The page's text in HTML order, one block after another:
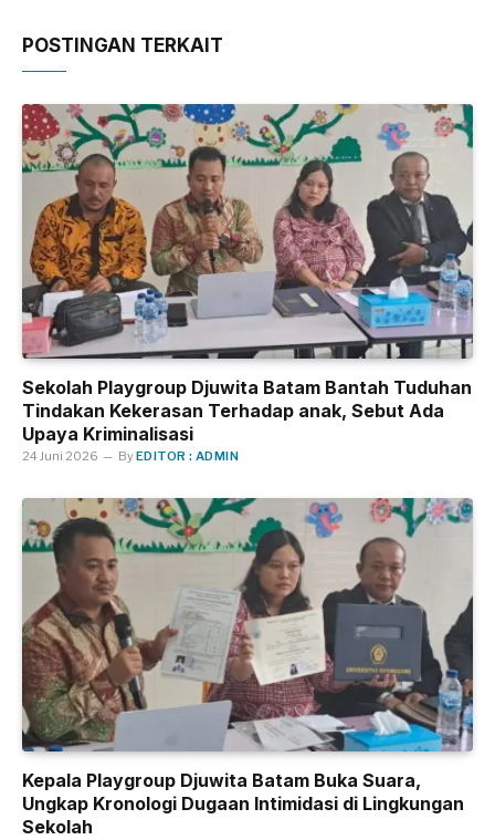
POSTINGAN TERKAIT
Sekolah Playgroup Djuwita Batam Bantah Tuduhan
Tindakan Kekerasan Terhadap anak, Sebut Ada
Upaya Kriminalisasi
24 Juni 2026 ByEDITOR : ADMIN
Kepala Playgroup Djuwita Batam Buka Suara,
Ungkap Kronologi Dugaan Intimidasi di Lingkungan
Sekolah